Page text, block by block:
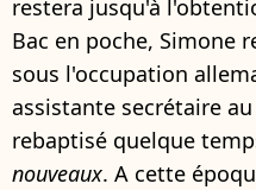
restera jusqu'à
Bac en poche, Simone
sous l'occupation
assistante secrétaire
rebaptisé quelque
nouveaux. A cette